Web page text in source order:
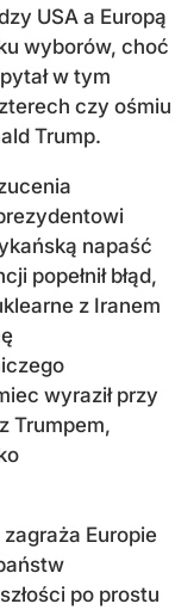
USA a Europą
wyborów, choć
w tym
czy ośmiu
Trump.
napaść
popełnił błąd,
z Iranem
wyraził przy
Trumpem,
Europie
po prostu